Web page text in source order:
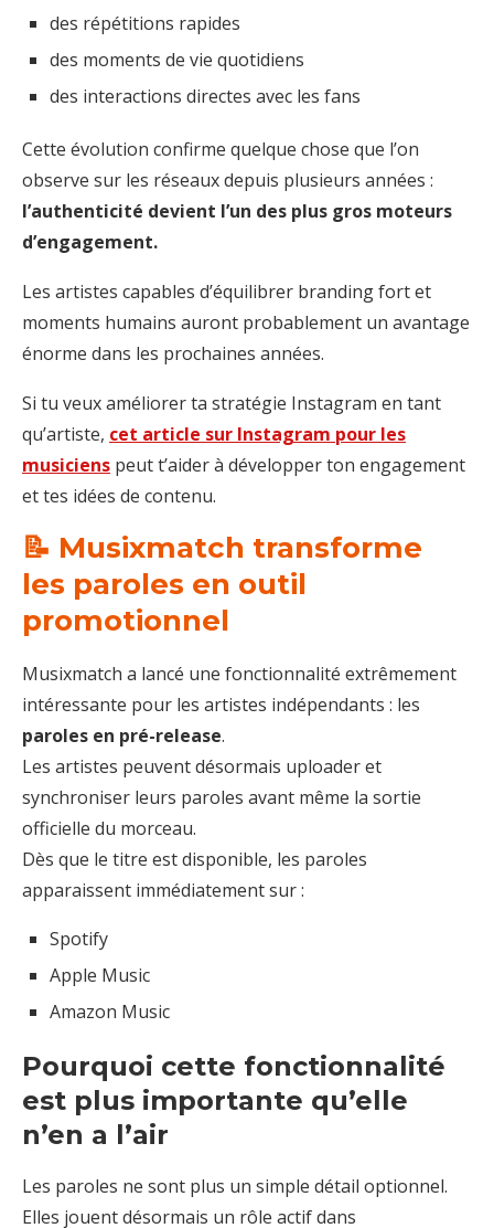
des répétitions rapides
des moments de vie quotidiens
des interactions directes avec les fans
Cette évolution confirme quelque chose que l’on
observe sur les réseaux depuis plusieurs années :
l’authenticité devient l’un des plus gros moteurs
d’engagement.
Les artistes capables d’équilibrer branding fort et
moments humains auront probablement un avantage
énorme dans les prochaines années.
Si tu veux améliorer ta stratégie Instagram en tant
qu’artiste, cet article sur Instagram pour les
musiciens peut t’aider à développer ton engagement
et tes idées de contenu.
📝 Musixmatch transforme
les paroles en outil
promotionnel
Musixmatch a lancé une fonctionnalité extrêmement
intéressante pour les artistes indépendants : les
paroles en pré-release.
Les artistes peuvent désormais uploader et
synchroniser leurs paroles avant même la sortie
officielle du morceau.
Dès que le titre est disponible, les paroles
apparaissent immédiatement sur :
Spotify
Apple Music
Amazon Music
Pourquoi cette fonctionnalité
est plus importante qu’elle
n’en a l’air
Les paroles ne sont plus un simple détail optionnel.
Elles jouent désormais un rôle actif dans